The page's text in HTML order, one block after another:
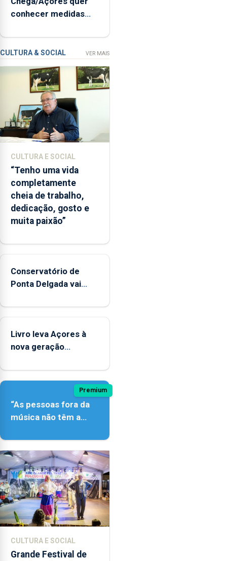
inspeções
relacionadas
a
apanha
ilegal
2022
e
2026.
ilha
das
Flores
apresenta
um
“decréscimo
da
entre
2022
2025
conhecer medidas
dívida pública regional
CULTURA & SOCIAL VER MAIS
CULTURA E SOCIAL
“Tenho uma vida
completamente
cheia de trabalho,
dedicação, gosto e
muita paixão”
Conservatório de
Ponta Delgada vai
instrumentos
Livro leva Açores à
nova geração
Premium
“As pessoas fora da
música não têm a
é produzir uma
música”
CULTURA E SOCIAL
Grande Festival de